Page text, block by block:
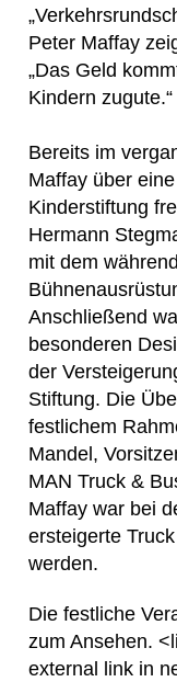
Peter Maffay
„Das Geld
Kindern zugute.“
Bereits im
Maffay über
Kinderstiftung
Hermann
mit dem
Anschließend
besonderen
der
Stiftung. Die
festlichem
Mandel,
MAN Truck &
Maffay war bei
ersteigerte
werden.
Die festliche
zum Ansehen.
external link in